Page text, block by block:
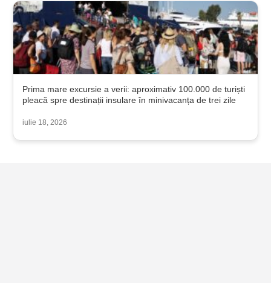
Prima mare excursie a verii: aproximativ 100.000 de turiști
pleacă spre destinații insulare în minivacanța de trei zile
iulie 18, 2026